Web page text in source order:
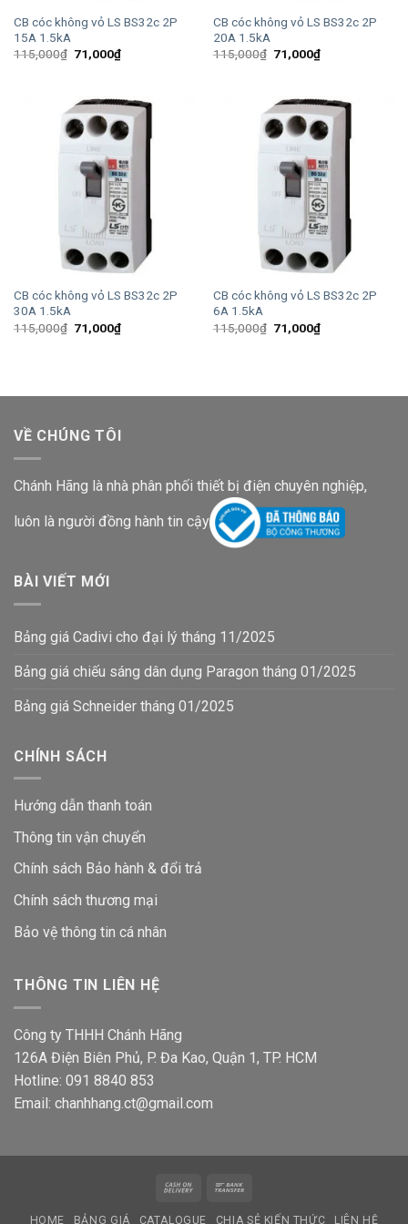
CB cóc không vỏ LS BS32c 2P
15A 1.5kA
115,000₫ Giá
gốc
71,000₫Giá
hiện
71,000₫.
CB cóc không vỏ LS BS32c 2P
20A 1.5kA
115,000₫ Giá
gốc
71,000₫Giá
hiện
71,000₫.
CB cóc không vỏ LS BS32c 2P
30A 1.5kA
115,000₫ Giá
gốc
71,000₫Giá
hiện
CB cóc không vỏ LS BS32c 2P
6A 1.5kA
115,000₫ Giá
gốc
71,000₫Giá
hiện
VỀ CHÚNG TÔI
Chánh Hãng là nhà phân phối thiết bị điện chuyên nghiệp,
luôn là người đồng hành tin cậy
BÀI VIẾT MỚI
Bảng giá Cadivi cho đại lý tháng 11/2025
Bảng giá chiếu sáng dân dụng Paragon tháng 01/2025
Bảng giá Schneider tháng 01/2025
CHÍNH SÁCH
Hướng dẫn thanh toán
Thông tin vận chuyển
Chính sách Bảo hành & đổi trả
Chính sách thương mại
Bảo vệ thông tin cá nhân
THÔNG TIN LIÊN HỆ
Công ty THHH Chánh Hãng
126A Điện Biên Phủ, P. Đa Kao, Quận 1, TP. HCM
Hotline: 091 8840 853
Email: chanhhang.ct@gmail.com
Cash
HOME BẢNG GIÁ CATALOGUE CHIA SẺ KIẾN THỨC LIÊN HỆ